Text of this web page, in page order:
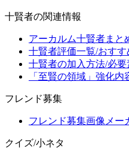
十賢者の関連情報
アーカルム十賢者まと
十賢者評価一覧/おす
十賢者の加入方法/必要
「至賢の領域」強化内
フレンド募集
フレンド募集画像メー
クイズ/小ネタ